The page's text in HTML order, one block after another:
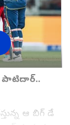
పాటిదార్‌..
ఆ బిగ్ డే